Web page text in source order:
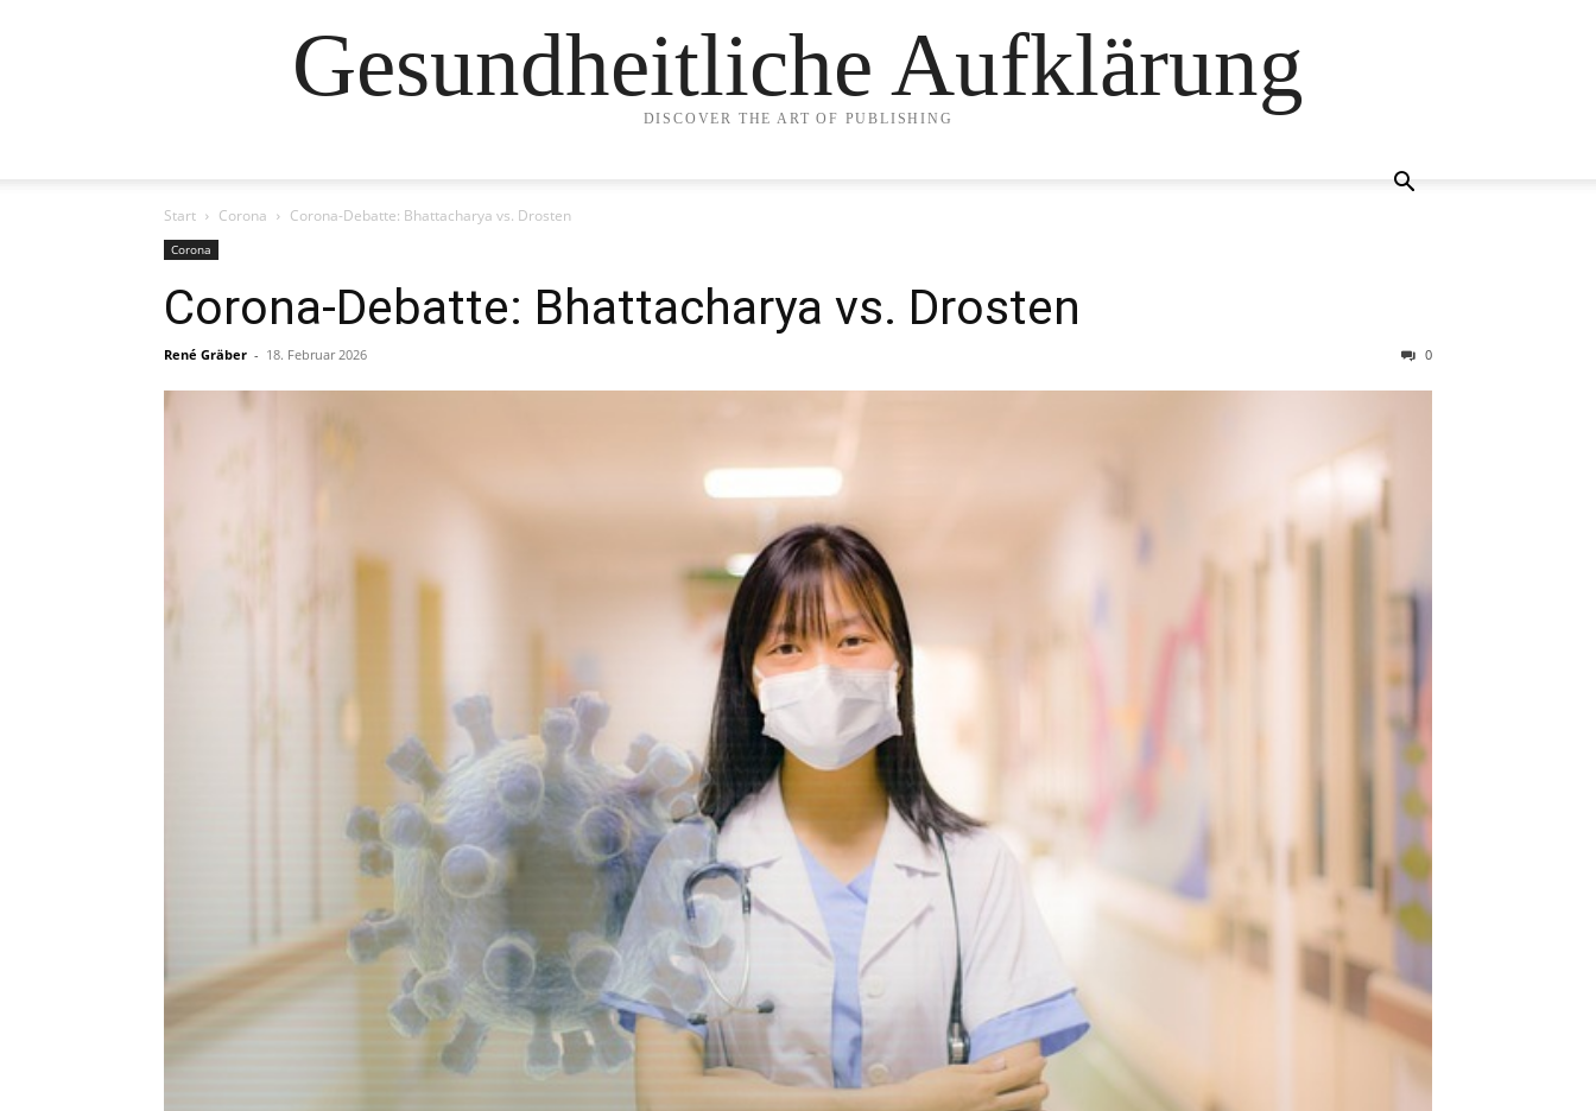
Gesundheitliche Aufklärung
DISCOVER THE ART OF PUBLISHING
Start Corona Corona-Debatte: Bhattacharya vs. Drosten
Corona
Corona-Debatte: Bhattacharya vs. Drosten
René Gräber - 18. Februar 2026 0